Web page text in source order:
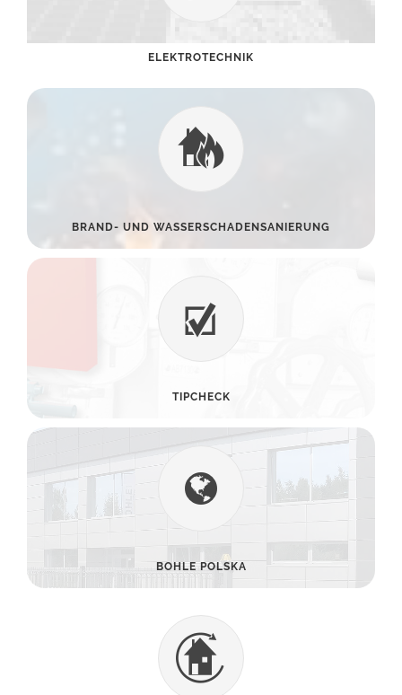
ELEKTROTECHNIK
BRAND- UND WASSERSCHADENSANIERUNG
TIPCHECK
BOHLE POLSKA